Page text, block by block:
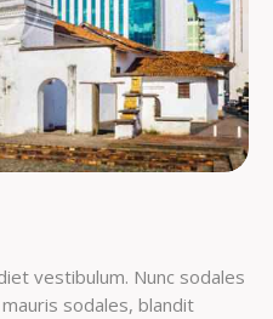
vestibulum. Nunc sodales
sodales, blandit